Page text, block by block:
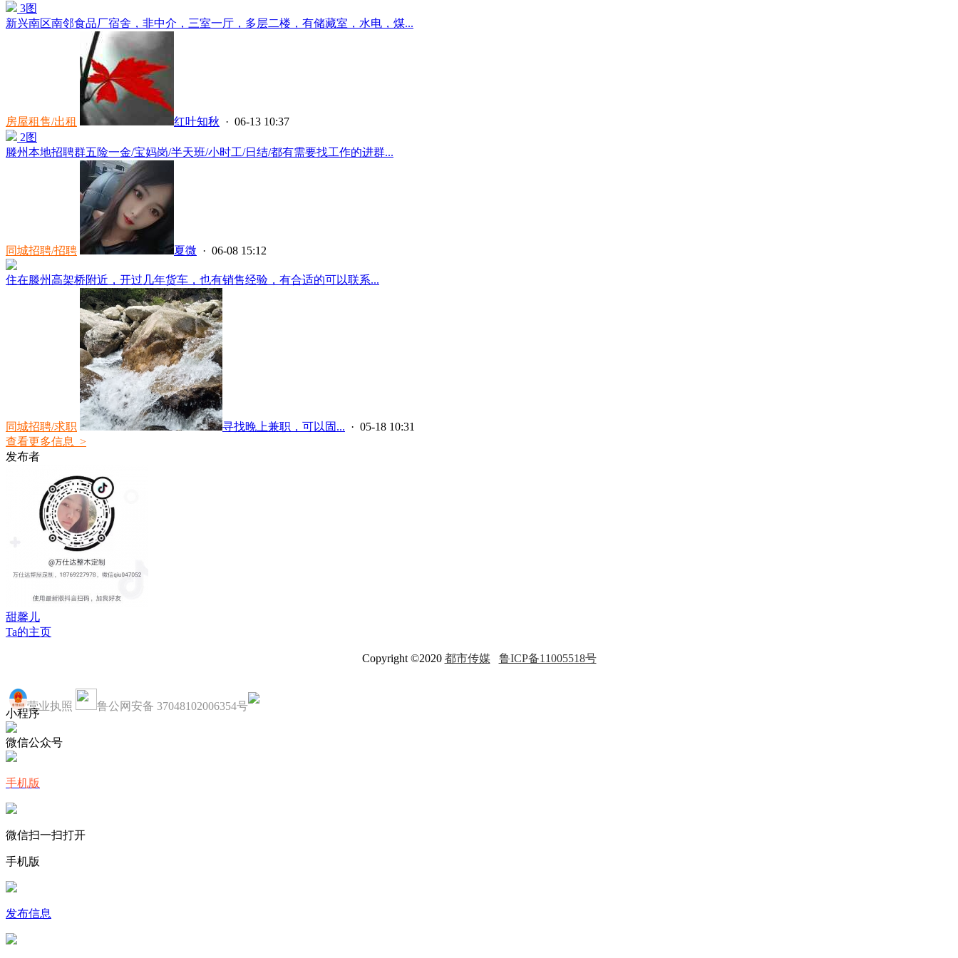
3图
新兴南区南邻食品厂宿舍，非中介，三室一厅，多层二楼，有储藏室，水电，煤...
房屋租售/出租 红叶知秋 · 06-13 10:37
2图
滕州本地招聘群五险一金/宝妈岗/半天班/小时工/日结/都有需要找工作的进群...
同城招聘/招聘 夏微 · 06-08 15:12
住在滕州高架桥附近，开过几年货车，也有销售经验，有合适的可以联系...
同城招聘/求职 寻找晚上兼职，可以固... · 05-18 10:31
查看更多信息 >
发布者
甜馨儿
Ta的主页
Copyright ©2020 都市传媒 鲁ICP备11005518号
营业执照 鲁公网安备 37048102006354号
小程序
微信公众号
手机版
微信扫一扫打开
手机版
发布信息